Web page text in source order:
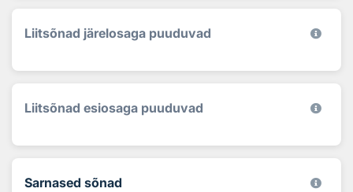
Liitsõnad järelosaga puuduvad
Liitsõnad esiosaga puuduvad
Sarnased sõnad